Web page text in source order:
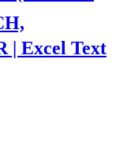
| Excel Text